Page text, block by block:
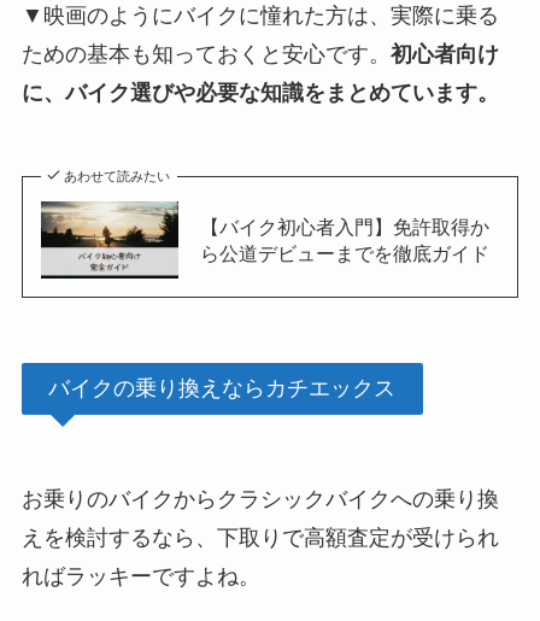
▼映画のようにバイクに憧れた方は、実際に乗る
ための基本も知っておくと安心です。 初心者向け
に、バイク選びや必要な知識をまとめています。
あわせて読みたい
【バイク初心者入門】免許取得か
ら公道デビューまでを徹底ガイド
バイクの乗り換えならカチエックス
お乗りのバイクからクラシックバイクへの乗り換
えを検討するなら、下取りで高額査定が受けられ
ればラッキーですよね。